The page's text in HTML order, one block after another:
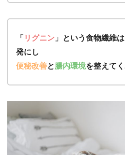
「 リグニン 」という食物繊維
発にし
便秘改善と腸内環境を整えて